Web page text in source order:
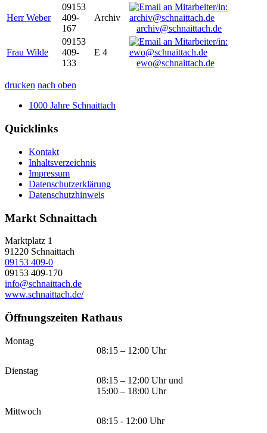
Herr Weber
09153
409-
167
Archiv
archiv@schnaittach.de
Frau Wilde
09153
409-
133
E 4
ewo@schnaittach.de
drucken nach oben
1000 Jahre Schnaittach
Quicklinks
Kontakt
Inhaltsverzeichnis
Impressum
Datenschutzerklärung
Datenschutzhinweis
Markt Schnaittach
Marktplatz 1
91220 Schnaittach
09153 409-0
09153 409-170
info@schnaittach.de
www.schnaittach.de/
Öffnungszeiten Rathaus
Montag
08:15 – 12:00 Uhr
Dienstag
08:15 – 12:00 Uhr und
15:00 – 18:00 Uhr
Mittwoch
08:15 - 12:00 Uhr